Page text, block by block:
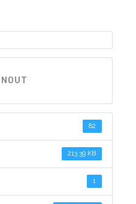
82
213.39 KB
1